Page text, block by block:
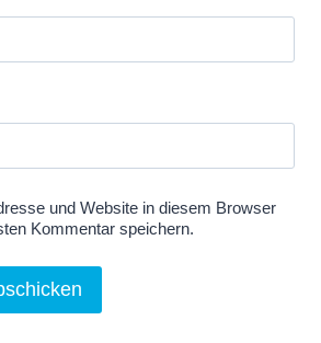
und Website in diesem Browser
Kommentar speichern.